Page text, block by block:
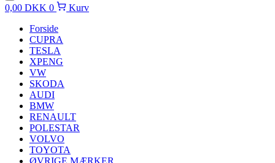
0,00 DKK 0
Kurv
Forside
CUPRA
TESLA
XPENG
VW
SKODA
AUDI
BMW
RENAULT
POLESTAR
VOLVO
TOYOTA